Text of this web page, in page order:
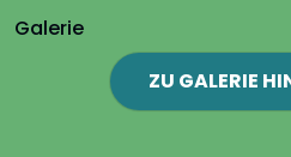
Galerie
ZU GALERIE